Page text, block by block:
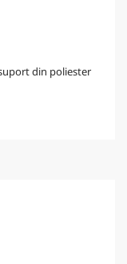
din poliester